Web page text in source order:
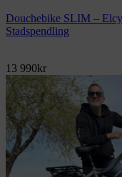
Douchebike SLIM –
Stadspendling
13 990kr